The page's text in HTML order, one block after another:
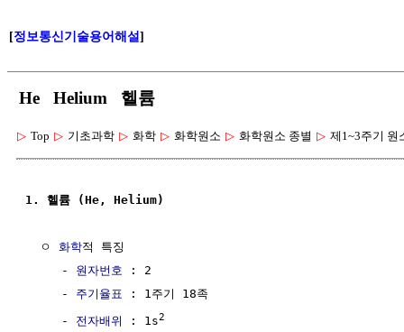
[정보통신기술용어해설]
He Helium 헬륨
▷ Top ▷ 기초과학 ▷ 화학 ▷ 화학원소 ▷ 화학원소 종별 ▷ 제1~3주기 원
1. 헬륨 (He, Helium)
  ㅇ
화학적 특징
     -
원자번호 : 2
     -
주기율표 : 1주기 18족
     -
전자배위 : 1s2